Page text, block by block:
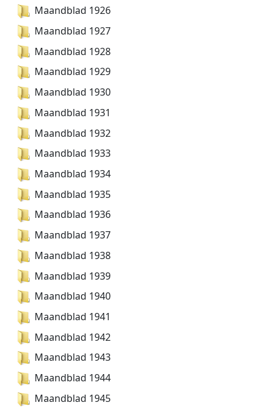
Maandblad 1926
Maandblad 1927
Maandblad 1928
Maandblad 1929
Maandblad 1930
Maandblad 1931
Maandblad 1932
Maandblad 1933
Maandblad 1934
Maandblad 1935
Maandblad 1936
Maandblad 1937
Maandblad 1938
Maandblad 1939
Maandblad 1940
Maandblad 1941
Maandblad 1942
Maandblad 1943
Maandblad 1944
Maandblad 1945